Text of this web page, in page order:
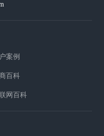
案例
百科
网百科